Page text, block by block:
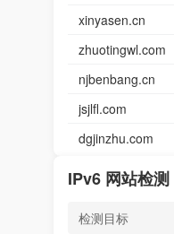
xinyasen.cn
zhuotingwl.com
njbenbang.cn
jsjlfl.com
dgjinzhu.com
IPv6 网站检测
检测目标